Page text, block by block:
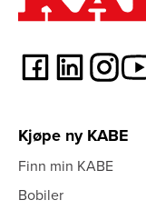
Kjøpe ny KABE
Finn min KABE
Bobiler